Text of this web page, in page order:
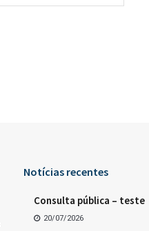
Notícias recentes
Consulta pública – teste
20/07/2026